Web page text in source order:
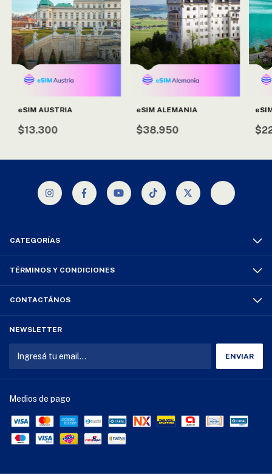
eSIM AUSTRIA
$13.300
eSIM ALEMANIA
$38.950
CATEGORÍAS
TÉRMINOS Y CONDICIONES
CONTACTÁNOS
NEWSLETTER
Medios de pago